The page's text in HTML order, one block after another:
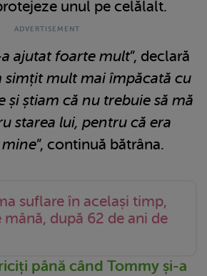
unul pe celălalt.
ajutat foarte mult”, declară
simțit mult mai împăcată cu
și știam că nu trebuie să mă
starea lui, pentru că era
”, continuă bătrâna.
suflare în același timp,
după 62 de ani de
până când Tommy și-a